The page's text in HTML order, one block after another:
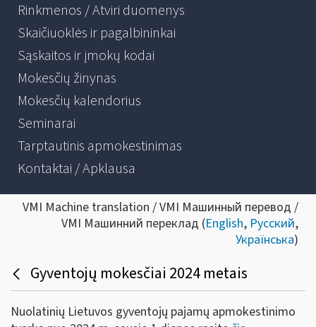
Rinkmenos / Atviri duomenys
Skaičiuoklės ir pagalbininkai
Sąskaitos ir įmokų kodai
Mokesčių žinynas
Mokesčių kalendorius
Seminarai
Tarptautinis apmokestinimas
Kontaktai / Apklausa
VMI Machine translation / VMI Машинный перевод /
VMI Машинний переклад (English, Русский,
Українська)
Gyventojų mokesčiai 2024 metais
Nuolatinių Lietuvos gyventojų pajamų apmokestinimo